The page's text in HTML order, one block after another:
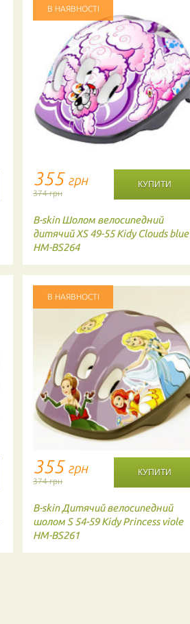
В НАЯВНОСТІ
355 грн
374 грн
B-skin Шолом велосипедний
дитячий XS 49-55 Kidy Clouds blue
HM-BS264
В НАЯВНОСТІ
355 грн
374 грн
B-skin Дитячий велосипедний
шолом S 54-59 Kidy Princess viole
HM-BS261